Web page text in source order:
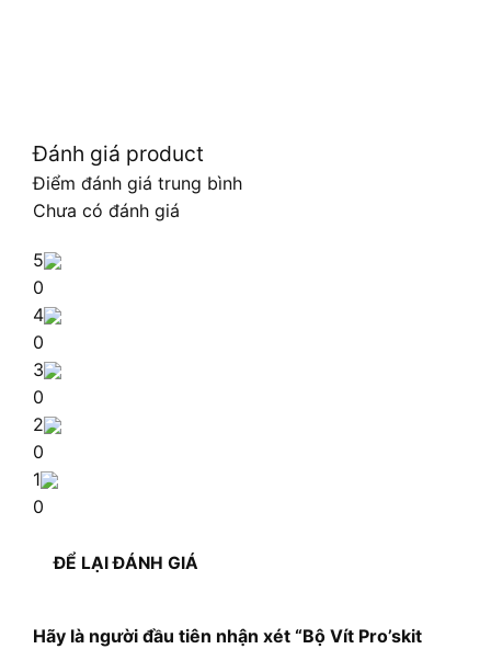
Đánh giá product
Điểm đánh giá trung bình
Chưa có đánh giá
5
0
4
0
3
0
2
0
1
0
ĐỂ LẠI ĐÁNH GIÁ
Hãy là người đầu tiên nhận xét “Bộ Vít Pro’skit